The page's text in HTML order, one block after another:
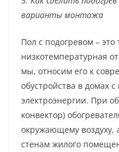
варианты монтажа
Пол с подогревом –
низкотемпературная
мы, относим его к
обустройства в домах
электроэнергии. При
конвектор)
окружающему воздуху,
стенам жилого